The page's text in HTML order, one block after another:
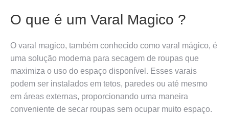
O que é um Varal Magico ?
O varal magico, também conhecido como varal mágico, é
uma solução moderna para secagem de roupas que
maximiza o uso do espaço disponível. Esses varais
podem ser instalados em tetos, paredes ou até mesmo
em áreas externas, proporcionando uma maneira
conveniente de secar roupas sem ocupar muito espaço.